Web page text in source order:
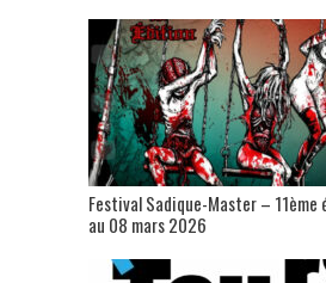
Festival Sadique-Master –
au 08 mars 2026